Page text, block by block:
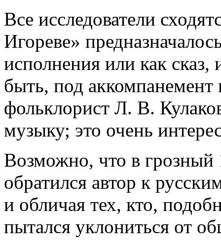
Все исследователи
Игореве»
исполнения или как
быть, под
фольклорист Л. В.
музыку; это очень
Возможно, что в грозный
обратился автор к
и обличая тех, кто,
пытался уклониться от